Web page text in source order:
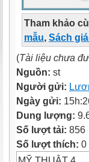
Tham khảo
mẫu, Sách
(Tài liệu chưa
Nguồn: st
Người gửi:
Ngày gửi:
Dung lượng:
Số lượt tải: 856
Số lượt thích: 0